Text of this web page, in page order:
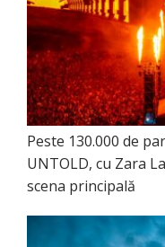
Peste 130.000 de
UNTOLD, cu Zara
scena principală